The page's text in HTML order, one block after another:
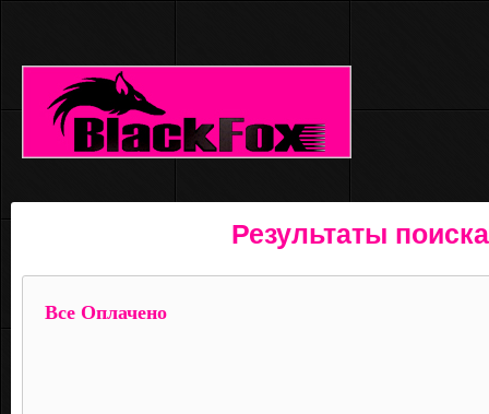
Результаты поиска
Все Оплачено